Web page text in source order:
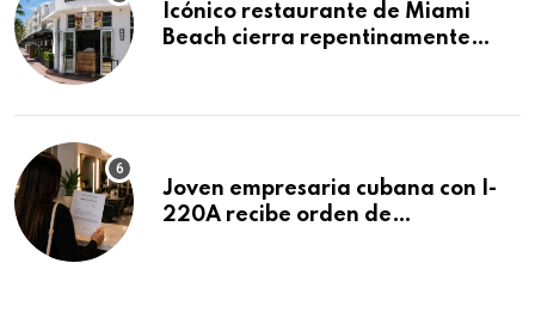
Icónico restaurante de Miami
Beach cierra repentinamente
Joven empresaria cubana con I-
220A recibe orden de